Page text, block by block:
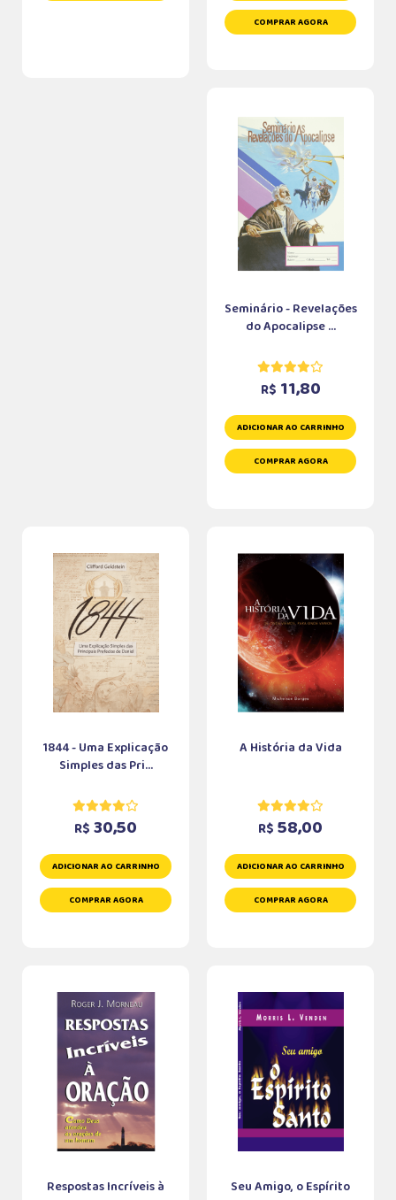
COMPRAR AGORA
Seminário - Revelações
do Apocalipse ...
R$ 11,80
ADICIONAR AO CARRINHO
COMPRAR AGORA
1844 - Uma Explicação
Simples das Pri...
R$ 30,50
ADICIONAR AO CARRINHO
COMPRAR AGORA
A História da Vida
R$ 58,00
ADICIONAR AO CARRINHO
COMPRAR AGORA
Respostas Incríveis à
Seu Amigo, o Espírito